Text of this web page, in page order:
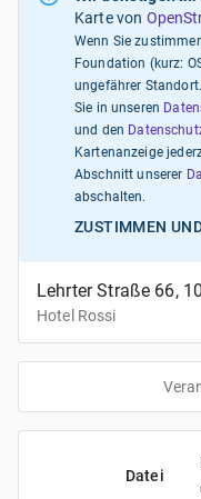
Karte von
Wenn Sie
Foundation (kurz:
ungefährer
Sie in unseren
und den
Kartenanzeige
Abschnitt unserer
abschalten.
ZUSTIMMEN
Lehrter Straße 66,
Hotel Rossi
Datei